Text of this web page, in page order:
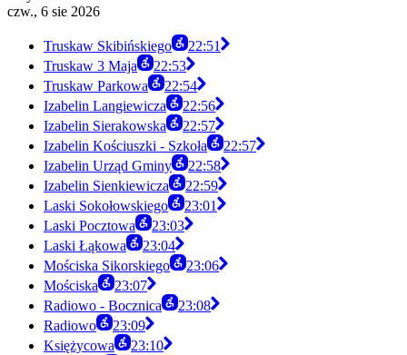
czw., 6 sie 2026
Truskaw Skibińskiego
22:51
Truskaw 3 Maja
22:53
Truskaw Parkowa
22:54
Izabelin Langiewicza
22:56
Izabelin Sierakowska
22:57
Izabelin Kościuszki - Szkoła
22:57
Izabelin Urząd Gminy
22:58
Izabelin Sienkiewicza
22:59
Laski Sokołowskiego
23:01
Laski Pocztowa
23:03
Laski Łąkowa
23:04
Mościska Sikorskiego
23:06
Mościska
23:07
Radiowo - Bocznica
23:08
Radiowo
23:09
Księżycowa
23:10